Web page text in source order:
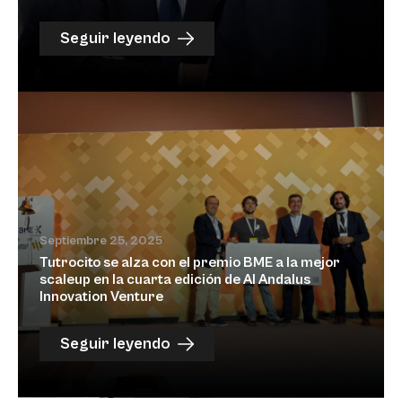
Seguir leyendo
Septiembre 25, 2025
Tutrocito se alza con el premio BME a la mejor
scaleup en la cuarta edición de Al Andalus
Innovation Venture
Seguir leyendo